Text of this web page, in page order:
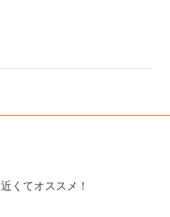
近くてオススメ！